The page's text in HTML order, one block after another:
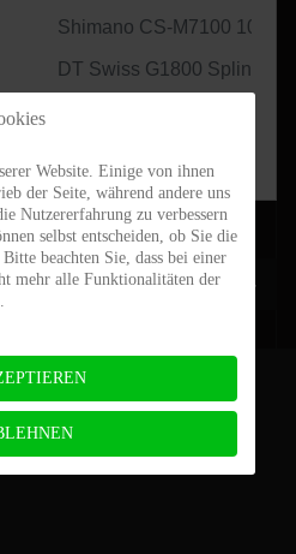
Shimano CS-M7100 10-
DT Swiss G1800 Spline 25
Nächster
Weiter
Website. Einige von ihnen
der Seite, während andere uns
Nutzererfahrung zu verbessern
selbst entscheiden, ob Sie die
beachten Sie, dass bei einer
mehr alle Funktionalitäten der